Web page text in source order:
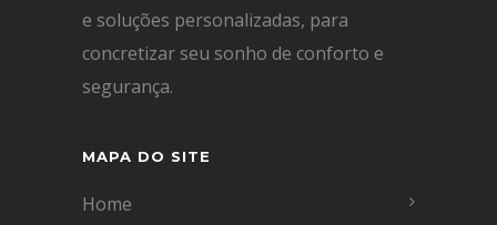
e soluções personalizadas, para
concretizar seu sonho de conforto e
segurança.
MAPA DO SITE
Home